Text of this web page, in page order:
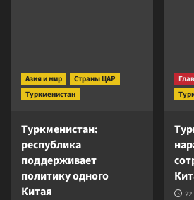
Азия и мир
Страны ЦАР
Туркменистан
Туркменистан:
республика
поддерживает
политику одного
Китая